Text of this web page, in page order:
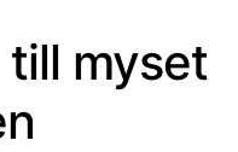
till myset